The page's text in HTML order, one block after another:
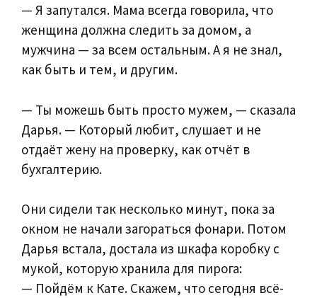
— Я запутался. Мама всегда говорила, что
женщина должна следить за домом, а
мужчина — за всем остальным. А я не знал,
как быть и тем, и другим.
— Ты можешь быть просто мужем, — сказала
Дарья. — Который любит, слушает и не
отдаёт жену на проверку, как отчёт в
бухгалтерию.
Они сидели так несколько минут, пока за
окном не начали загораться фонари. Потом
Дарья встала, достала из шкафа коробку с
мукой, которую хранила для пирога:
— Пойдём к Кате. Скажем, что сегодня всё-